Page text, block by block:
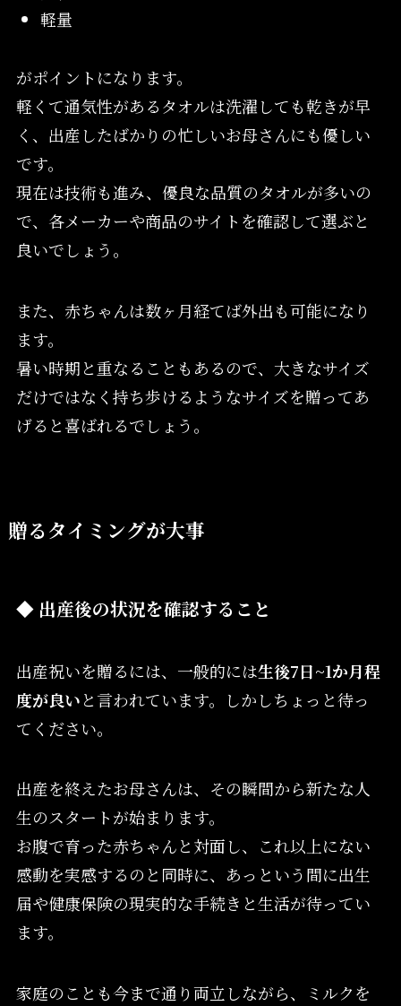
軽量
がポイントになります。
軽くて通気性があるタオルは洗濯しても乾きが早
く、出産したばかりの忙しいお母さんにも優しい
です。
現在は技術も進み、優良な品質のタオルが多いの
で、各メーカーや商品のサイトを確認して選ぶと
良いでしょう。
また、赤ちゃんは数ヶ月経てば外出も可能になり
ます。
暑い時期と重なることもあるので、大きなサイズ
だけではなく持ち歩けるようなサイズを贈ってあ
げると喜ばれるでしょう。
贈るタイミングが大事
◆ 出産後の状況を確認すること
出産祝いを贈るには、一般的には生後7日~1か月程
度が良いと言われています。しかしちょっと待っ
てください。
出産を終えたお母さんは、その瞬間から新たな人
生のスタートが始まります。
お腹で育った赤ちゃんと対面し、これ以上にない
感動を実感するのと同時に、あっという間に出生
届や健康保険の現実的な手続きと生活が待ってい
ます。
家庭のことも今まで通り両立しながら、ミルクを